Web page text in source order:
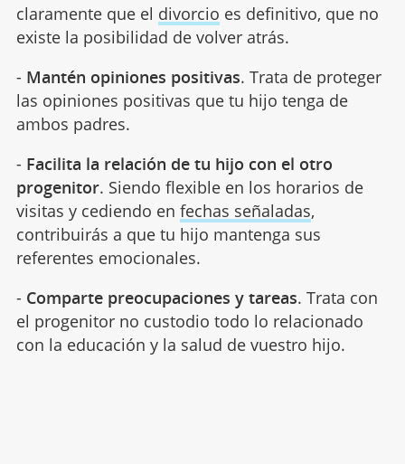
claramente que el divorcio es definitivo, que no
existe la posibilidad de volver atrás.
- Mantén opiniones positivas. Trata de proteger
las opiniones positivas que tu hijo tenga de
ambos padres.
- Facilita la relación de tu hijo con el otro
progenitor. Siendo flexible en los horarios de
visitas y cediendo en fechas señaladas,
contribuirás a que tu hijo mantenga sus
referentes emocionales.
- Comparte preocupaciones y tareas. Trata con
el progenitor no custodio todo lo relacionado
con la educación y la salud de vuestro hijo.